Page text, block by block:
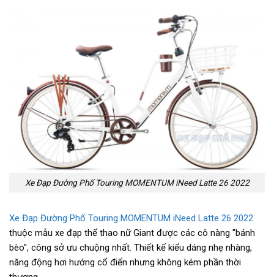
Xe Đạp Đường Phố Touring MOMENTUM iNeed Latte 26 2022
Xe Đạp Đường Phố Touring MOMENTUM iNeed Latte 26 2022
thuộc mẫu xe đạp thể thao nữ Giant được các cô nàng "bánh
bèo", công sở ưu chuộng nhất. Thiết kế kiểu dáng nhẹ nhàng,
năng động hơi hướng cổ điển nhưng không kém phần thời